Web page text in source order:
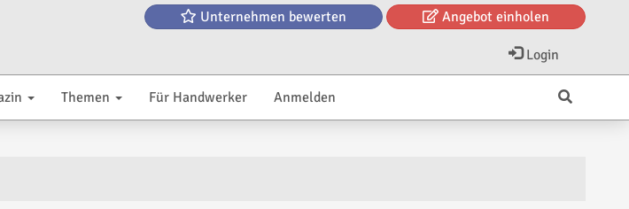
Unternehmen bewerten Angebot einholen
Login
Themen Für Handwerker Anmelden